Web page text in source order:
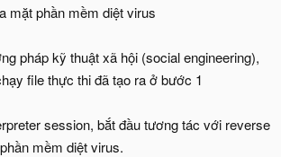
mặt phần mềm diệt virus
pháp kỹ thuật xã hội (social engineering),
file thực thi đã tạo ra ở bước 1
session, bắt đầu tương tác với reverse
mềm diệt virus.